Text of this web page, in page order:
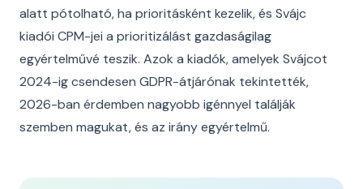
alatt pótolható, ha prioritásként kezelik, és Svájc
kiadói CPM-jei a prioritizálást gazdaságilag
egyértelművé teszik. Azok a kiadók, amelyek Svájcot
2024-ig csendesen GDPR-átjárónak tekintették,
2026-ban érdemben nagyobb igénnyel találják
szemben magukat, és az irány egyértelmű.